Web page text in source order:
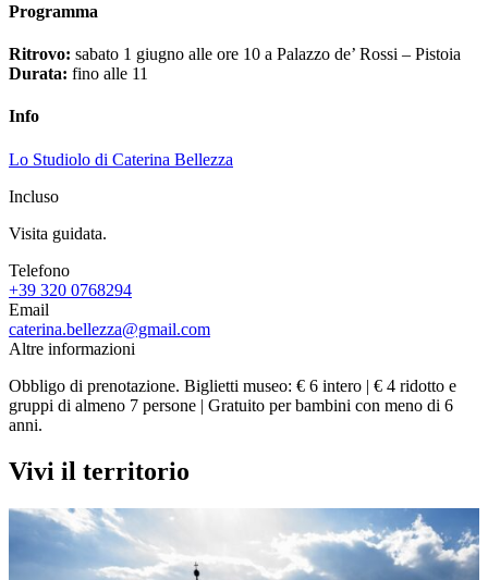
Programma
Ritrovo: sabato 1 giugno alle ore 10 a Palazzo de’ Rossi – Pistoia
Durata: fino alle 11
Info
Lo Studiolo di Caterina Bellezza
Incluso
Visita guidata.
Telefono
+39 320 0768294
Email
caterina.bellezza@gmail.com
Altre informazioni
Obbligo di prenotazione. Biglietti museo: € 6 intero | € 4 ridotto e
gruppi di almeno 7 persone | Gratuito per bambini con meno di 6
anni.
Vivi il territorio